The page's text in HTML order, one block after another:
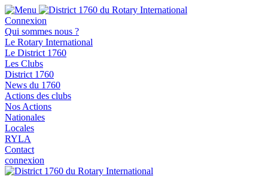
Connexion
Qui sommes nous ?
Le Rotary International
Le District 1760
Les Clubs
District 1760
News du 1760
Actions des clubs
Nos Actions
Nationales
Locales
RYLA
Contact
connexion